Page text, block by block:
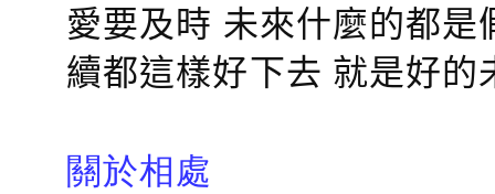
愛要及時 未來什麼的都
續都這樣好下去 就是好的
關於相處